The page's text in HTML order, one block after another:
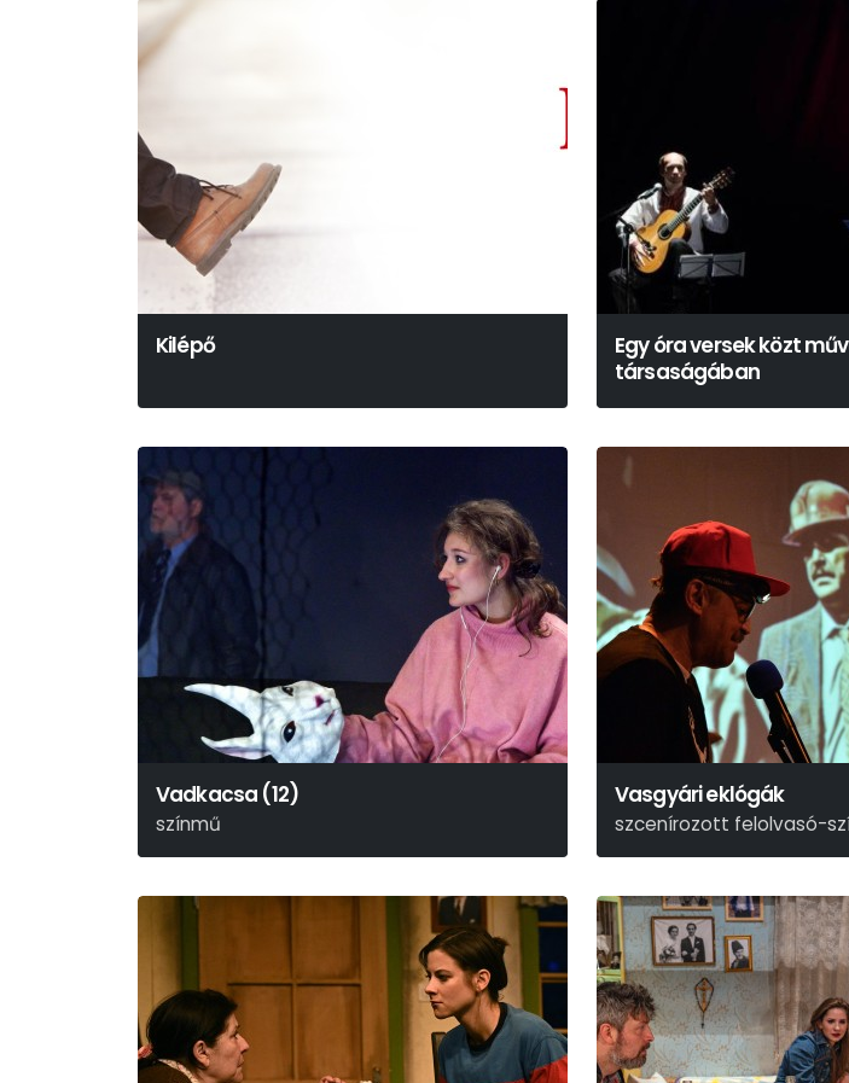
Kilépő
Egy óra versek közt
társaságában
Vadkacsa (12)
színmű
Henrik Ibsen
Vasgyári eklógák
szcenírozott felolvasó-
Zemlényi Attila – Kabai Lóránt